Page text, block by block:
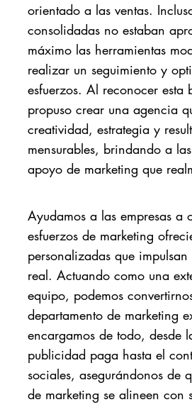
orientado a las ventas.
consolidadas no estaban
máximo las herramientas
realizar un seguimiento y
esfuerzos. Al reconocer esta
propuso crear una agencia
creatividad, estrategia y
mensurables, brindando a
apoyo de marketing que
Ayudamos a las empresas a
esfuerzos de marketing
personalizadas que
real. Actuando como una
equipo, podemos
departamento de marketing
encargamos de todo, desde
publicidad paga hasta el
sociales, asegurándonos de
de marketing se alineen con